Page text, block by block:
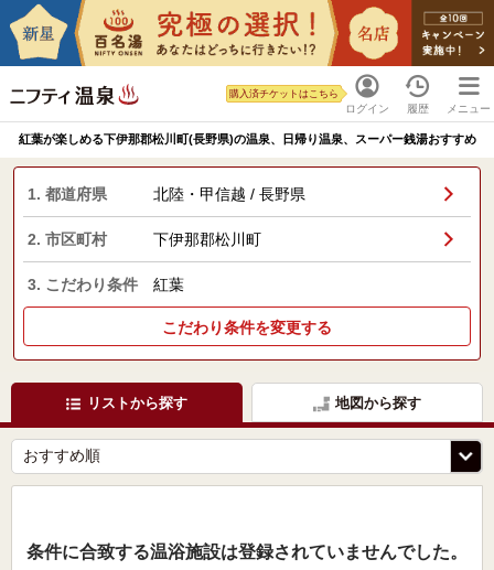
ログイン
購入済チケットはこちら
履歴 メニュー
紅葉が楽しめる下伊那郡松川町(長野県)の温泉、日帰り温泉、スーパー銭湯おすすめ
1. 都道府県 北陸・甲信越 / 長野県
2. 市区町村 下伊那郡松川町
3. こだわり条件 紅葉
こだわり条件を変更する
リストから探す 地図から探す
条件に合致する温浴施設は登録されていませんでした。